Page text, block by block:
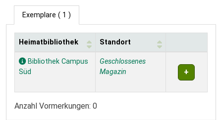
Exemplare ( 1 )
Exemplare
Heimatbibliothek Standort
Bibliothek Campus
Süd
Geschlossenes
Magazin
Anzahl Vormerkungen: 0